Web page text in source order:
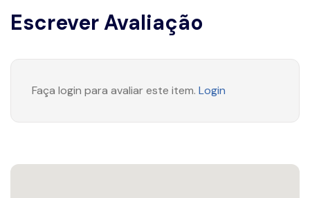
Escrever Avaliação
Faça login para avaliar este item. Login